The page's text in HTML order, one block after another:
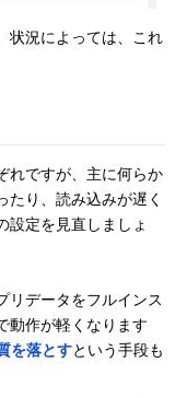
状況によっては、これ
れですが、主に何らか
たり、読み込みが遅く
設定を見直しましょ
リデータをフルインス
動作が軽くなります
を落とすという手段も